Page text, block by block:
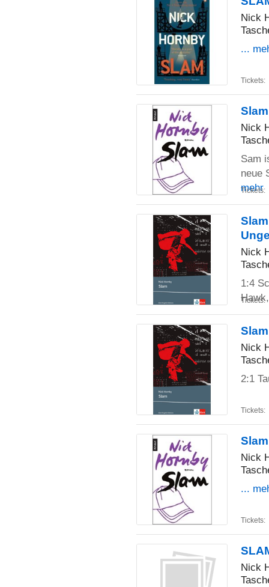
Nick
...
Tickets:
Slam
Nick
Sam
neue
mehr
Tickets:
Nick
1:4
Tickets:
Slam
Nick
2:1
Tickets:
Slam
Nick
...
Tickets:
Nick